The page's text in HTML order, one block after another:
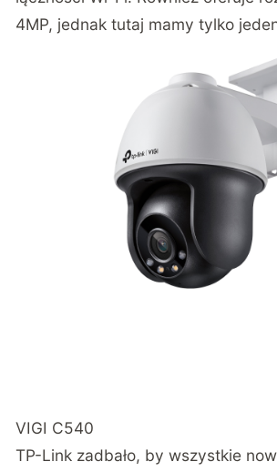
4MP, jednak tutaj mamy tylko
VIGI C540
TP-Link zadbało, by wszystkie